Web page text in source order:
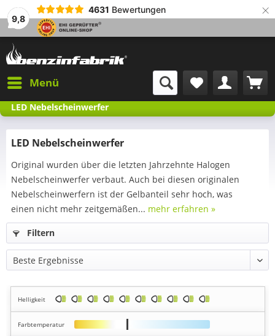
9,8
4631 Bewertungen ×
Menü
LED Nebelscheinwerfer
LED Nebelscheinwerfer
Original wurden über die letzten Jahrzehnte Halogen
Nebelscheinwerfer verbaut. Auch bei diesen originalen
Nebelscheinwerfern ist der Gelbanteil sehr hoch, was
einen nicht mehr zeitgemäßen... mehr erfahren »
Filtern
Helligkeit
Farbtemperatur